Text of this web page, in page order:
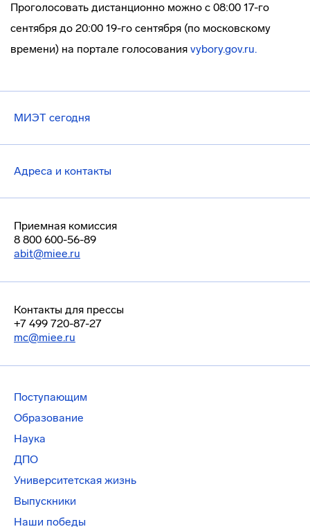
Проголосовать дистанционно можно с 08:00 17-го
сентября до 20:00 19-го сентября (по московскому
времени) на портале голосования vybory.gov.ru.
МИЭТ сегодня
Адреса и контакты
Приемная комиссия
8 800 600-56-89
abit@miee.ru
Контакты для прессы
+7 499 720-87-27
mc@miee.ru
Поступающим
Образование
Наука
ДПО
Университетская жизнь
Выпускники
Наши победы